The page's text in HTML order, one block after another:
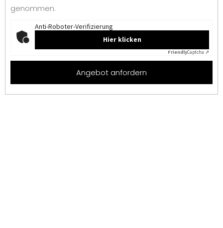
genommen.
Anti-Roboter-Verifizierung
Hier klicken
FriendlyCaptcha ⇗
Angebot anfordern